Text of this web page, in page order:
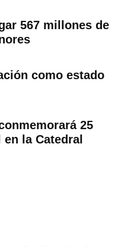
567 millones de
como estado
25
la Catedral